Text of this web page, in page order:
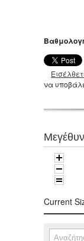
να
Current
Φόρμα
Αναζήτηση